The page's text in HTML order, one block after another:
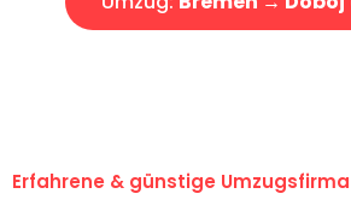
Erfahrene & günstige